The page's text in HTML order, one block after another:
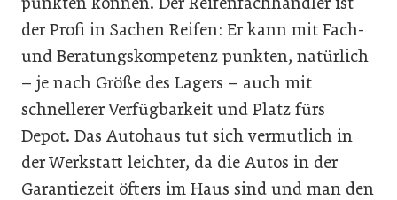
der Profi in Sachen Reifen: Er kann mit Fach-
und Beratungskompetenz punkten, natürlich
– je nach Größe des Lagers – auch mit
schnellerer Verfügbarkeit und Platz fürs
Depot. Das Autohaus tut sich vermutlich in
der Werkstatt leichter, da die Autos in der
Garantiezeit öfters im Haus sind und man den